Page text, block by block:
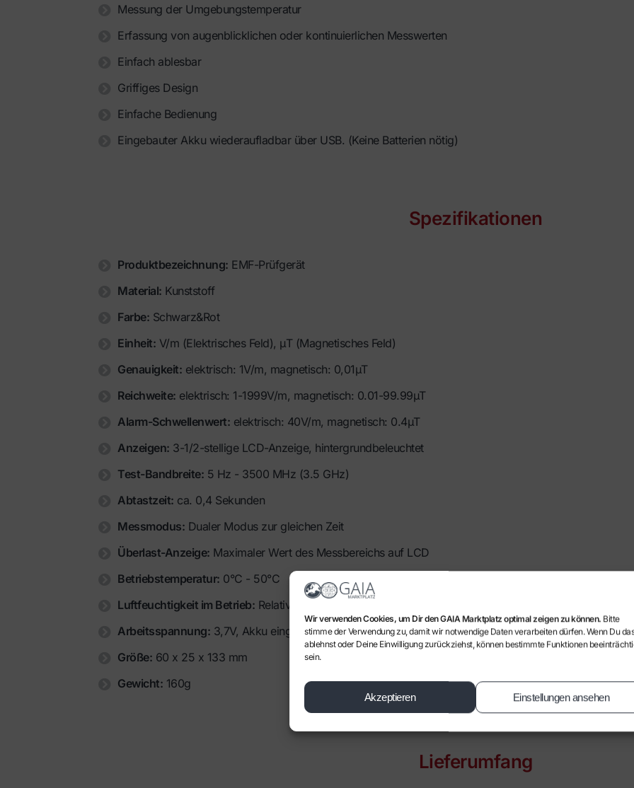
Wir verwenden Cookies, um Dir den GAIA Marktplatz optimal zeigen zu können. Bitte
stimme der Verwendung zu, damit wir notwendige Daten verarbeiten dürfen. Wenn Du das
ablehnst oder Deine Einwilligung zurückziehst, können bestimmte Funktionen
sein.
Akzeptieren Einstellungen ansehen
Messung der Umgebungstemperatur
Erfassung von augenblicklichen oder kontinuierlichen Messwerten
Einfach ablesbar
Griffiges Design
Einfache Bedienung
Eingebauter Akku wiederaufladbar über USB. (Keine Batterien nötig)
Spezifikationen
Produktbezeichnung: EMF-Prüfgerät
Material: Kunststoff
Farbe: Schwarz&Rot
Einheit: V/m (Elektrisches Feld), μT (Magnetisches Feld)
Genauigkeit: elektrisch: 1V/m, magnetisch: 0,01μT
Reichweite: elektrisch: 1-1999V/m, magnetisch: 0.01-99.99μT
Alarm-Schwellenwert: elektrisch: 40V/m, magnetisch: 0.4μT
Anzeigen: 3-1/2-stellige LCD-Anzeige, hintergrundbeleuchtet
Test-Bandbreite: 5 Hz - 3500 MHz (3.5 GHz)
Abtastzeit: ca. 0,4 Sekunden
Messmodus: Dualer Modus zur gleichen Zeit
Überlast-Anzeige: Maximaler Wert des Messbereichs auf LCD
Betriebstemperatur: 0°C - 50°C
Luftfeuchtigkeit im Betrieb: Relative Luftfeuchtigkeit <80%
Arbeitsspannung: 3,7V, Akku eingebaut, Aufladung über USB
Größe: 60 x 25 x 133 mm
Gewicht: 160g
Lieferumfang